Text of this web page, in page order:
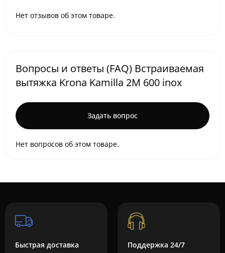
Нет отзывов об этом товаре.
Вопросы и ответы (FAQ) Встраиваемая
вытяжка Krona Kamilla 2M 600 inox
Задать вопрос
Нет вопросов об этом товаре.
Быстрая доставка Поддержка 24/7